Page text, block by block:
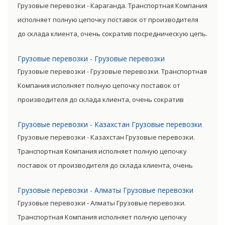
товара.
Грузовые перевозки - Караганда. Транспортная Компания
исполняет полную цепочку поставок от производителя
до склада клиента, очень сократив посредническую цепь.
затраты, существенно снизив уровень итоговой цены
товара.
Грузовые перевозки - Грузовые перевозки
Грузовые перевозки - Грузовые перевозки. Транспортная
Компания исполняет полную цепочку поставок от
производителя до склада клиента, очень сократив
уменьшить транспортные затраты, существенно снизив
уровень итоговой цены товара.
Грузовые перевозки - Казахстан Грузовые перевозки
Грузовые перевозки - Казахстан Грузовые перевозки.
Транспортная Компания исполняет полную цепочку
поставок от производителя до склада клиента, очень
позволяют уменьшить транспортные затраты,
существенно снизив уровень итоговой цены товара.
Грузовые перевозки - Алматы Грузовые перевозки
Грузовые перевозки - Алматы Грузовые перевозки.
Транспортная Компания исполняет полную цепочку